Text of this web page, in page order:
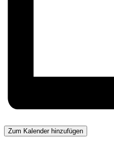
Zum Kalender hinzufügen